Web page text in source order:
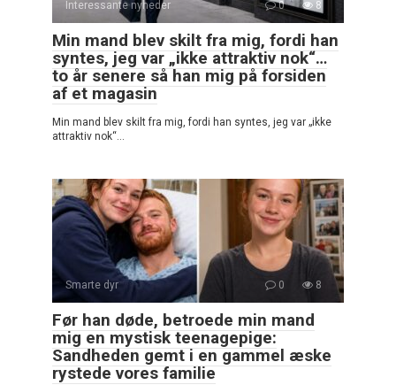
Interessante nyheder 0 8
Min mand blev skilt fra mig, fordi han
syntes, jeg var „ikke attraktiv nok“…
to år senere så han mig på forsiden
af et magasin
Min mand blev skilt fra mig, fordi han syntes, jeg var „ikke
attraktiv nok“…
Smarte dyr 0 8
Før han døde, betroede min mand
mig en mystisk teenagepige:
Sandheden gemt i en gammel æske
rystede vores familie